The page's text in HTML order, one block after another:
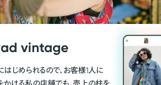
vintage
はじめられるので、お客様1人に